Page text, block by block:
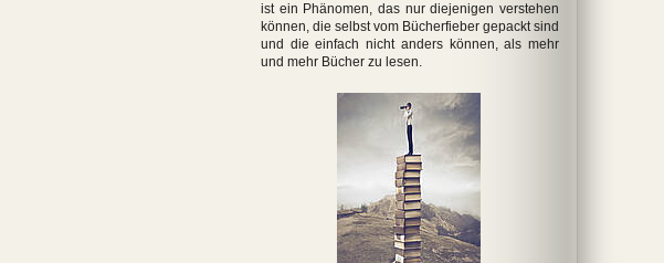
ist ein Phänomen, das nur diejenigen verstehen
können, die selbst vom Bücherfieber gepackt sind
und die einfach nicht anders können, als mehr
und mehr Bücher zu lesen.